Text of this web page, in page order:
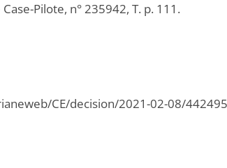
Pilote, n° 235942, T. p. 111.
CE/decision/2021-02-08/442495